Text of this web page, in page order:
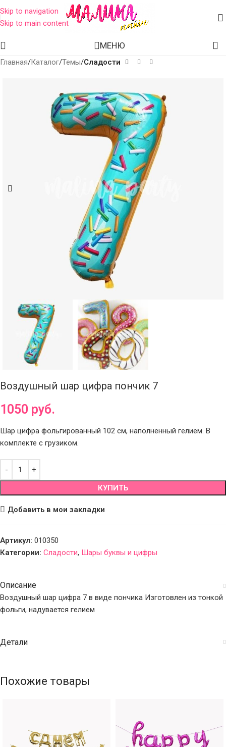
Skip to navigation
Skip to main content
МЕНЮ
Главная Каталог Темы Сладости
Воздушный шар цифра пончик 7
1050 руб.
Шар цифра фольгированный 102 см, наполненный гелием. В
комплекте с грузиком.
КУПИТЬ
Добавить в мои закладки
Артикул: 010350
Категории: Сладости, Шары буквы и цифры
Описание
Воздушный шар цифра 7 в виде пончика Изготовлен из тонкой
фольги, надувается гелием
Детали
Похожие товары